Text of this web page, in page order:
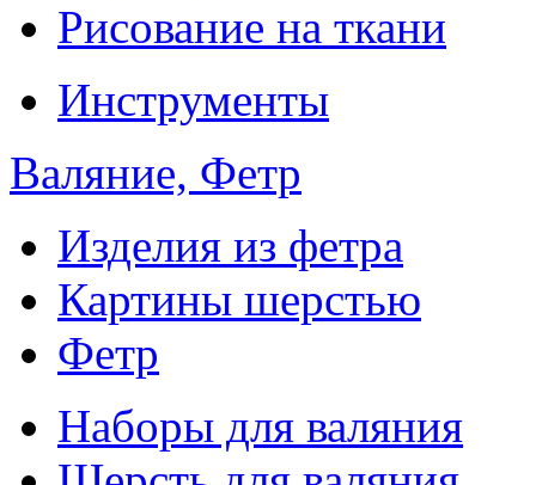
Рисование на ткани
Инструменты
Валяние, Фетр
Изделия из фетра
Картины шерстью
Фетр
Наборы для валяния